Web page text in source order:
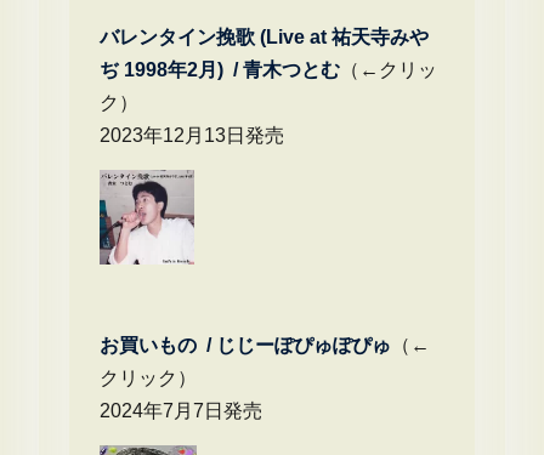
バレンタイン挽歌 (Live at 祐天寺みや
ぢ 1998年2月) / 青木つとむ（←クリッ
ク）
2023年12月13日発売
お買いもの / じじーぽぴゅぽぴゅ （←
クリック）
2024年7月7日発売